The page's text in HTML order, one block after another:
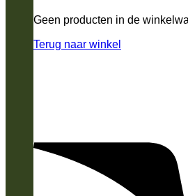
Geen producten in de
Terug naar winkel